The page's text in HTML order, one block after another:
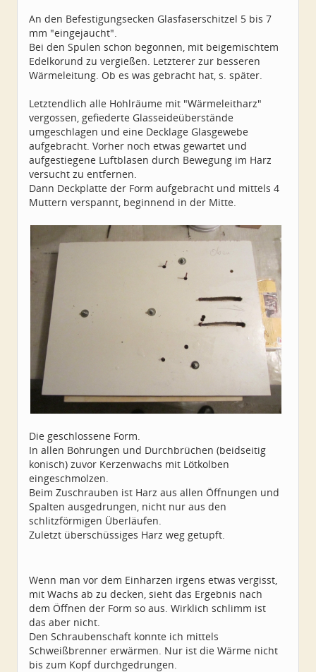
An den Befestigungsecken Glasfaserschitzel 5 bis 7
mm "eingejaucht".
Bei den Spulen schon begonnen, mit beigemischtem
Edelkorund zu vergießen. Letzterer zur besseren
Wärmeleitung. Ob es was gebracht hat, s. später.
Letztendlich alle Hohlräume mit "Wärmeleitharz"
vergossen, gefiederte Glasseideüberstände
umgeschlagen und eine Decklage Glasgewebe
aufgebracht. Vorher noch etwas gewartet und
aufgestiegene Luftblasen durch Bewegung im Harz
versucht zu entfernen.
Dann Deckplatte der Form aufgebracht und mittels 4
Muttern verspannt, beginnend in der Mitte.
Die geschlossene Form.
In allen Bohrungen und Durchbrüchen (beidseitig
konisch) zuvor Kerzenwachs mit Lötkolben
eingeschmolzen.
Beim Zuschrauben ist Harz aus allen Öffnungen und
Spalten ausgedrungen, nicht nur aus den
schlitzförmigen Überläufen.
Zuletzt überschüssiges Harz weg getupft.
Wenn man vor dem Einharzen irgens etwas vergisst,
mit Wachs ab zu decken, sieht das Ergebnis nach
dem Öffnen der Form so aus. Wirklich schlimm ist
das aber nicht.
Den Schraubenschaft konnte ich mittels
Schweißbrenner erwärmen. Nur ist die Wärme nicht
bis zum Kopf durchgedrungen.